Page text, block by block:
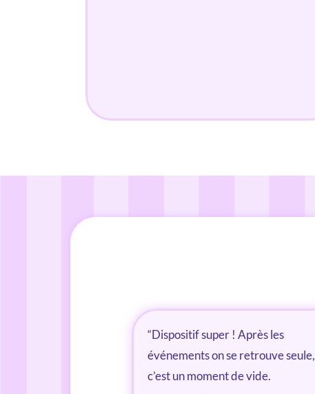
“Dispositif super ! Après les
événements on se retrouve seule,
c’est un momentde vide.